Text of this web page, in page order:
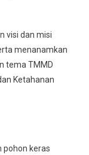
visi dan misi
menanamkan
tema TMMD
Ketahanan
pohon keras